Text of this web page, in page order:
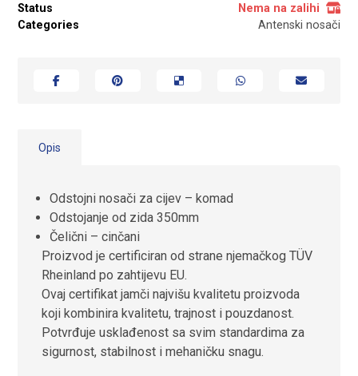
Status
Nema na zalihi
Categories
Antenski nosači
Opis
Odstojni nosači za cijev – komad
Odstojanje od zida 350mm
Čelični – cinčani
Proizvod jecertificiran od strane njemačkog TÜV
Rheinland po zahtijevu EU.
Ovaj certifikat jamči najvišu kvalitetu proizvoda
koji kombinira kvalitetu, trajnost i pouzdanost.
Potvrđuje usklađenost sa svim standardima za
sigurnost, stabilnost i mehaničku snagu.